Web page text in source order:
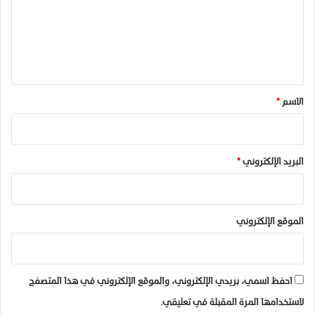
*الاسم *
البريد الإلكتروني *
الموقع الإلكتروني
احفظ اسمي، بريدي الإلكتروني، والموقع الإلكتروني في هذا المتصفح
لاستخدامها المرة المقبلة في تعليقي.